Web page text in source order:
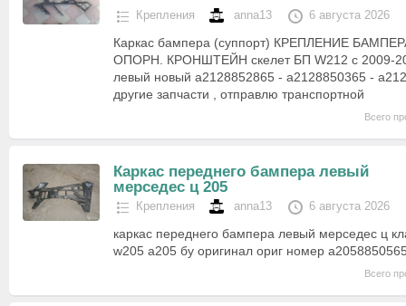
Крепления anna13 6 августа 2026
Каркас бампера (суппорт) КРЕПЛЕНИЕ
ОПОРН. КРОНШТЕЙН скелет БП W212 с 2009-
левый новый a2128852865 - a2128850365 -
другие запчасти , отправлю транспортной
Всего
Каркас переднего бампера левый
мерседес ц 205
Крепления anna13 6 августа 2026
каркас переднего бампера левый мерседес ц
w205 a205 бу оригинал ориг номер
Всего